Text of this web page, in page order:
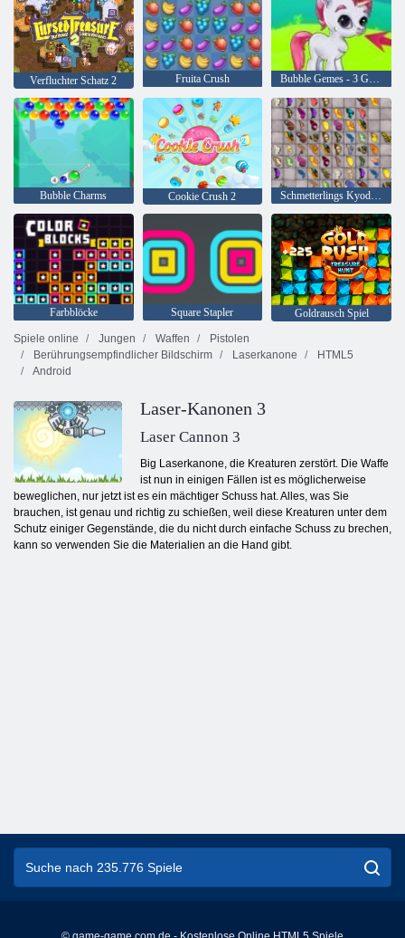
Verfluchter Schatz 2 Fruita Crush Bubble Gemes - 3 Gewinnt
Bubble Charms Cookie Crush 2 Schmetterlings Kyodai HD
Farbblöcke Square Stapler
Goldrausch Spiel
Spiele online
Jungen Waffen
Pistolen
Berührungsempfindlicher Bildschirm
Laserkanone
HTML5
Android
Laser-Kanonen 3
Laser Cannon 3
Big Laserkanone, die Kreaturen zerstört. Die Waffe
ist nun in einigen Fällen ist es möglicherweise
beweglichen, nur jetzt ist es ein mächtiger Schuss hat. Alles, was Sie
brauchen, ist genau und richtig zu schießen, weil diese Kreaturen unter dem
Schutz einiger Gegenstände, die du nicht durch einfache Schuss zu brechen,
kann so verwenden Sie die Materialien an die Hand gibt.